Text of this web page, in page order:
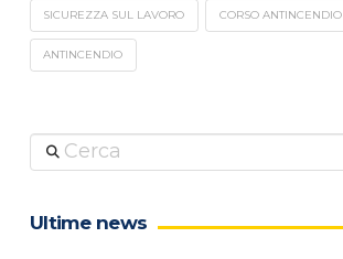
SICUREZZA SUL LAVORO CORSO ANTINCENDIO
ANTINCENDIO
Cerca
Ultime news